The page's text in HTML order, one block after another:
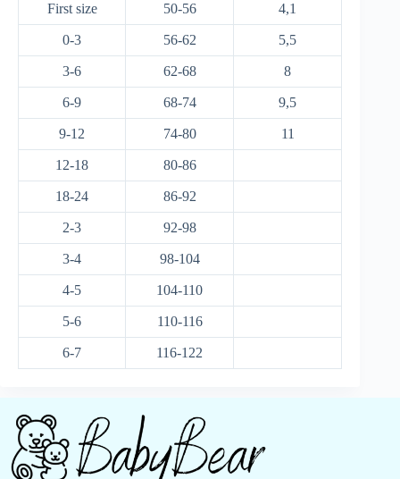
First size 50-56 4,1
0-3 56-62 5,5
3-6 62-68 8
6-9 68-74 9,5
9-12 74-80 11
12-18 80-86
18-24 86-92
2-3 92-98
3-4 98-104
4-5 104-110
5-6 110-116
6-7 116-122